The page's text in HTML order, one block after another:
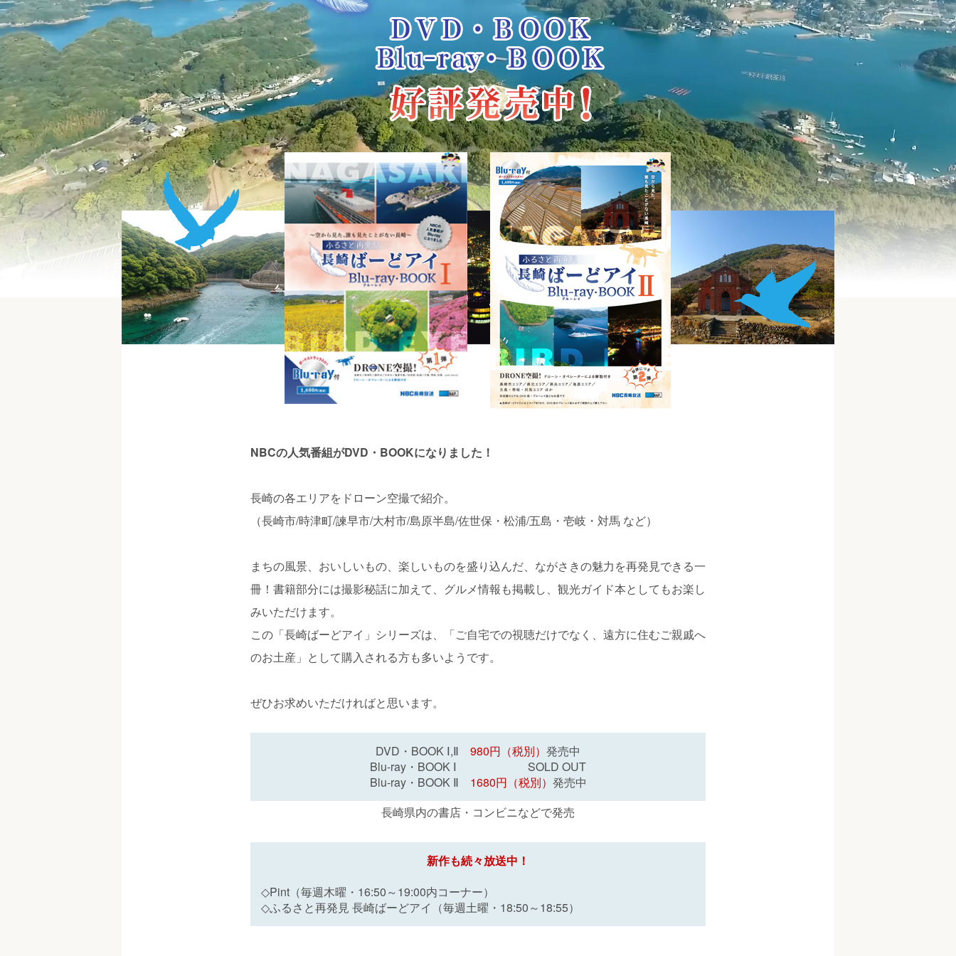
NBCの人気番組がDVD・BOOKになりました！
長崎の各エリアをドローン空撮で紹介。
（長崎市/時津町/諫早市/大村市/島原半島/佐世保・松浦/五島・壱岐・対馬 など）
まちの風景、おいしいもの、楽しいものを盛り込んだ、ながさきの魅力を再発見できる一
冊！書籍部分には撮影秘話に加えて、グルメ情報も掲載し、観光ガイド本としてもお楽し
みいただけます。
この「長崎ばーどアイ」シリーズは、「ご自宅での視聴だけでなく、遠方に住むご親戚へ
のお土産」として購入される方も多いようです。
ぜひお求めいただければと思います。
DVD・BOOK Ⅰ,Ⅱ 980円（税別） 発売中
Blu-ray・BOOK Ⅰ SOLD OUT
Blu-ray・BOOK Ⅱ 1680円（税別） 発売中
長崎県内の書店・コンビニなどで発売
新作も続々放送中！
◇Pint（毎週木曜・16:50～19:00内コーナー）
◇ふるさと再発見 長崎ばーどアイ（毎週土曜・18:50～18:55）